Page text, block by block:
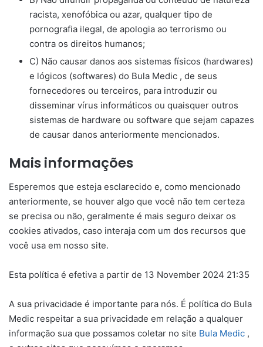
racista, xenofóbica ou azar, qualquer tipo de
pornografia ilegal, de apologia ao terrorismo ou
contra os direitos humanos;
C) Não causar danos aos sistemas físicos (hardwares)
e lógicos (softwares) do Bula Medic , de seus
fornecedores ou terceiros, para introduzir ou
disseminar vírus informáticos ou quaisquer outros
sistemas de hardware ou software que sejam capazes
de causar danos anteriormente mencionados.
Mais informações
Esperemos que esteja esclarecido e, como mencionado
anteriormente, se houver algo que você não tem certeza
se precisa ou não, geralmente é mais seguro deixar os
cookies ativados, caso interaja com um dos recursos que
você usa em nosso site.
Esta política é efetiva a partir de 13 November 2024 21:35
A sua privacidade é importante para nós. É política do Bula
Medic respeitar a sua privacidade em relação a qualquer
informação sua que possamos coletar no site Bula Medic ,